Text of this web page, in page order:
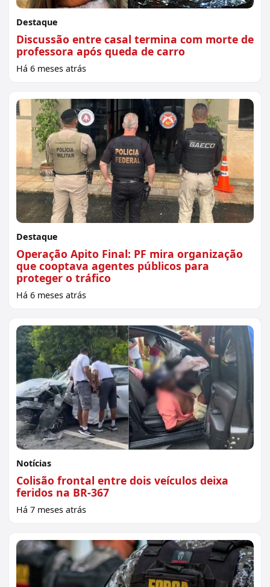
Destaque
Discussão entre casal termina com morte de
professora após queda de carro
Há 6 meses atrás
Destaque
Operação Apito Final: PF mira organização
que cooptava agentes públicos para
proteger o tráfico
Há 6 meses atrás
Notícias
Colisão frontal entre dois veículos deixa
feridos na BR-367
Há 7 meses atrás